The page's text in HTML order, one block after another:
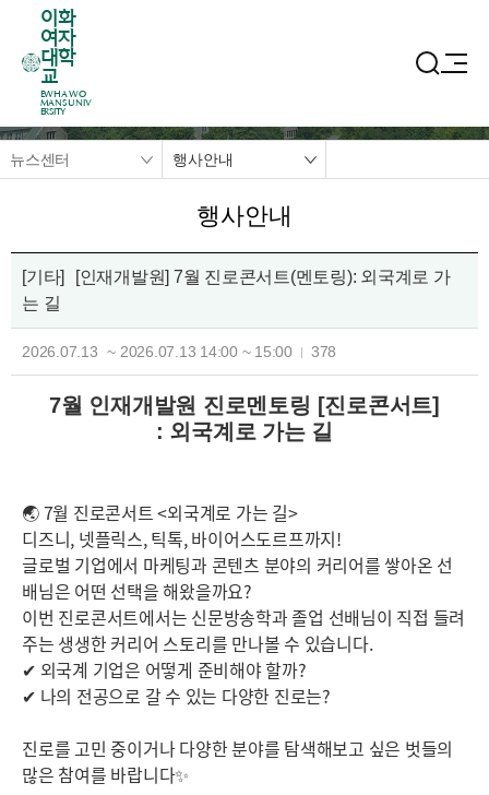
이화
여자
대학
교
EWHA WO
MANS UNIV
ERSITY
뉴스센터 행사안내
행사안내
[기타]
[인재개발원] 7월 진로콘서트(멘토링): 외국계로 가
는 길
2026.07.13 ~ 2026.07.13 14:00 ~ 15:00 378
7월 인재개발원 진로멘토링 [진로콘서트]
: 외국계로 가는 길
🌏 7월 진로콘서트 <외국계로 가는 길>
디즈니, 넷플릭스, 틱톡, 바이어스도르프까지!
글로벌 기업에서 마케팅과 콘텐츠 분야의 커리어를 쌓아온 선
배님은 어떤 선택을 해왔을까요?
이번 진로콘서트에서는 신문방송학과 졸업 선배님이 직접 들려
주는 생생한 커리어 스토리를 만나볼 수 있습니다.
✔ 외국계 기업은 어떻게 준비해야 할까?
✔ 나의 전공으로 갈 수 있는 다양한 진로는?
진로를 고민 중이거나 다양한 분야를 탐색해보고 싶은 벗들의
많은 참여를 바랍니다✨